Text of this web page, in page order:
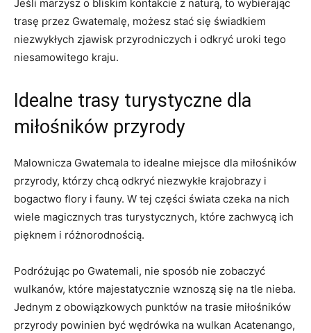
Jeśli marzysz o‍ bliskim ⁢kontakcie z‌ naturą, to ⁤wybierając
trasę⁢ przez Gwatemalę, możesz‍ stać‌ się świadkiem
niezwykłych zjawisk przyrodniczych ⁢i odkryć‌ uroki ‍tego
niesamowitego kraju.
Idealne ‍trasy turystyczne dla
miłośników przyrody
Malownicza Gwatemala ‍to ⁤idealne miejsce dla miłośników
przyrody, którzy chcą odkryć niezwykłe krajobrazy⁣ i
bogactwo flory ⁤i fauny. W⁤ tej części ⁢świata czeka na ⁤nich
wiele magicznych tras​ turystycznych, które zachwycą⁢ ich
pięknem‌ i różnorodnością.
Podróżując po Gwatemali, nie sposób nie zobaczyć
wulkanów,⁢ które ​majestatycznie wznoszą się na tle nieba.
Jednym z⁤ obowiązkowych ‌punktów na trasie miłośników
przyrody ⁢powinien być wędrówka na wulkan Acatenango,